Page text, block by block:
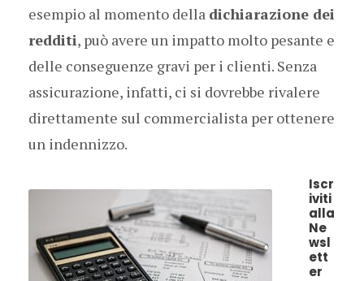
esempio al momento della dichiarazione dei
redditi, può avere un impatto molto pesante e
delle conseguenze gravi per i clienti. Senza
assicurazione, infatti, ci si dovrebbe rivalere
direttamente sul commercialista per ottenere
un indennizzo.
Iscr
iviti
alla
Ne
wsl
ett
er